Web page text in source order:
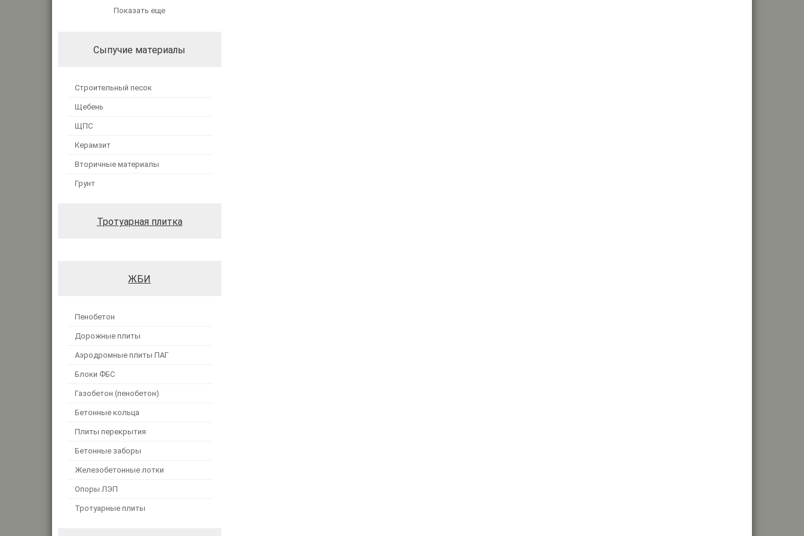
Показать еще
Сыпучие материалы
Строительный песок
Щебень
ЩПС
Керамзит
Вторичные материалы
Грунт
Тротуарная плитка
ЖБИ
Пенобетон
Дорожные плиты
Аэродромные плиты ПАГ
Блоки ФБС
Газобетон (пенобетон)
Бетонные кольца
Плиты перекрытия
Бетонные заборы
Железобетонные лотки
Опоры ЛЭП
Тротуарные плиты